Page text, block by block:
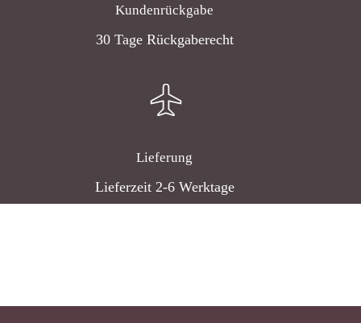
Kundenrückgabe
30 Tage Rückgaberecht
Lieferung
Lieferzeit 2-6 Werktage